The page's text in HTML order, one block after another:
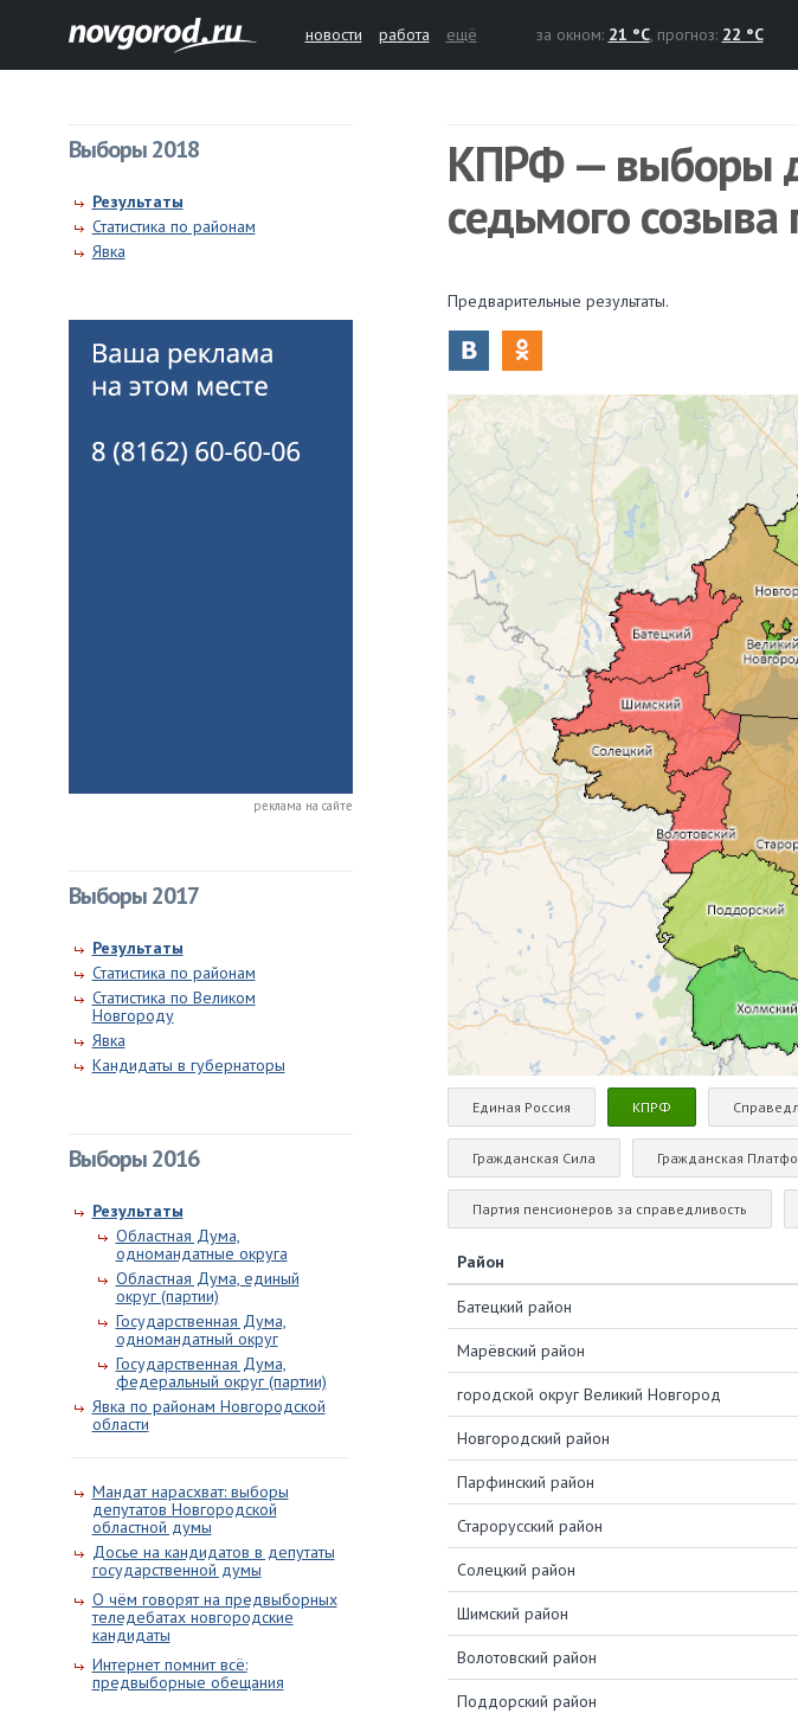
новости работа ещё за окном: 21 °C, прогноз: 22 °C
Выборы 2018
Результаты
Статистика по районам
Явка
реклама на сайте
Выборы 2017
Результаты
Статистика по районам
Статистика по Великом
Новгороду
Явка
Кандидаты в губернаторы
Выборы 2016
Результаты
Областная Дума,
одномандатные округа
Областная Дума, единый
округ (партии)
Государственная Дума,
одномандатный округ
Государственная Дума,
федеральный округ (партии)
Явка по районам Новгородской
области
Мандат нарасхват: выборы
депутатов Новгородской
областной думы
Досье на кандидатов в депутаты
государственной думы
О чём говорят на предвыборных
теледебатах новгородские
кандидаты
Интернет помнит всё:
предвыборные обещания
КПРФ — выборы
седьмого
Предварительные результаты.
Единая Россия КПРФ
Гражданская Сила Гражданская
Партия пенсионеров за справедливость
Район
Батецкий район
Марёвский район
городской округ Великий Новгород
Новгородский район
Парфинский район
Старорусский район
Солецкий район
Шимский район
Волотовский район
Поддорский район